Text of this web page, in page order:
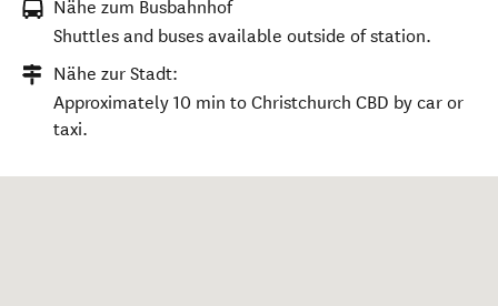
Nähe zum Busbahnhof
Shuttles and buses available outside of station.
Nähe zur Stadt:
Approximately 10 min to Christchurch CBD by car or
taxi.